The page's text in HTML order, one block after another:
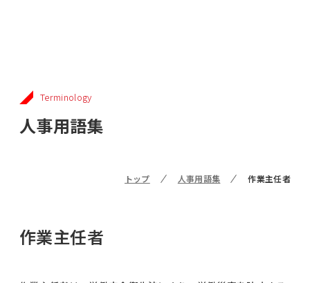
Terminology
人事用語集
トップ 人事用語集 作業主任者
作業主任者